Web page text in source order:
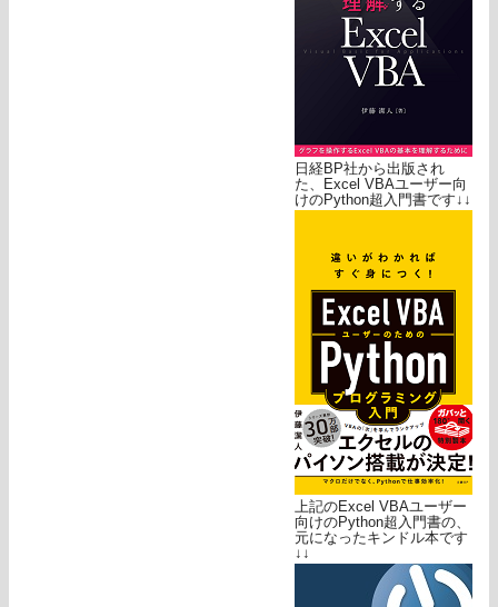
日経BP社から出版され
た、Excel VBAユーザー向
けのPython超入門書です↓↓
上記のExcel VBAユーザー
向けのPython超入門書の、
元になったキンドル本です
↓↓